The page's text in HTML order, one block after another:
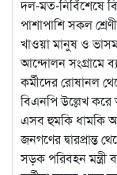
দল-মত-নির্বিশেষে
পাশাপাশি সকল
খাওয়া মানুষ ও
আন্দোলন সংগ্রামে
কর্মীদের রোষানল
বিএনপি উল্লেখ
এসব হুমকি ধামকি
জনগণের
সড়ক পরিবহন